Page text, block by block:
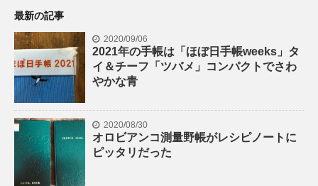
最新の記事
2020/09/06
2021年の手帳は「ほぼ日手帳weeks」タ
イ＆チーフ「ツバメ」コンパクトでさわ
やかな青
2020/08/30
オロビアンコ測量野帳がレシピノートに
ピッタリだった